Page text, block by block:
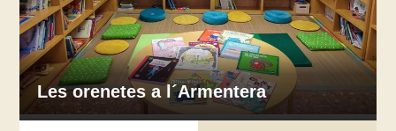
Les orenetes a l´Armentera